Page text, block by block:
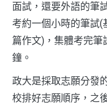
面試，還要外語的筆
考約一個小時的筆試(
篇作文)，集體考完
鐘。
政大是採取志願分發
校排好志願順序，之